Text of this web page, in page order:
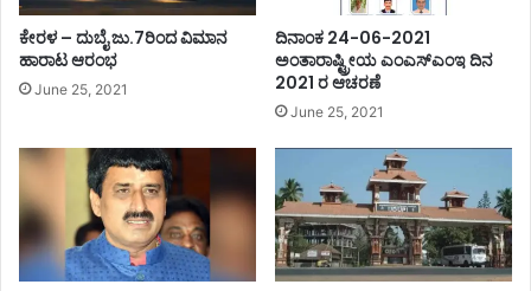
ಕೇರಳ – ದುಬೈ ಜು.7ರಿಂದ ವಿಮಾನ
ಹಾರಾಟ ಆರಂಭ
June 25, 2021
ದಿನಾಂಕ 24-06-2021
ಅಂತಾರಾಷ್ಟ್ರೀಯ ಎಂಎಸ್ಎಂಇ ದಿನ
2021 ರ ಆಚರಣೆ
June 25, 2021